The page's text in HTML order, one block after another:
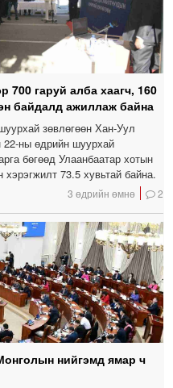
700 гаруй алба хаагч, 160
байдалд ажиллаж байна
зөвлөгөөн Хан-Уул
22-ны өдрийн шуурхай
бөгөөд Улаанбаатар хотын
хэрэгжилт 73.5 хувьтай байна.
3 өдрийн өмнө 2
нийгэмд ямар ч